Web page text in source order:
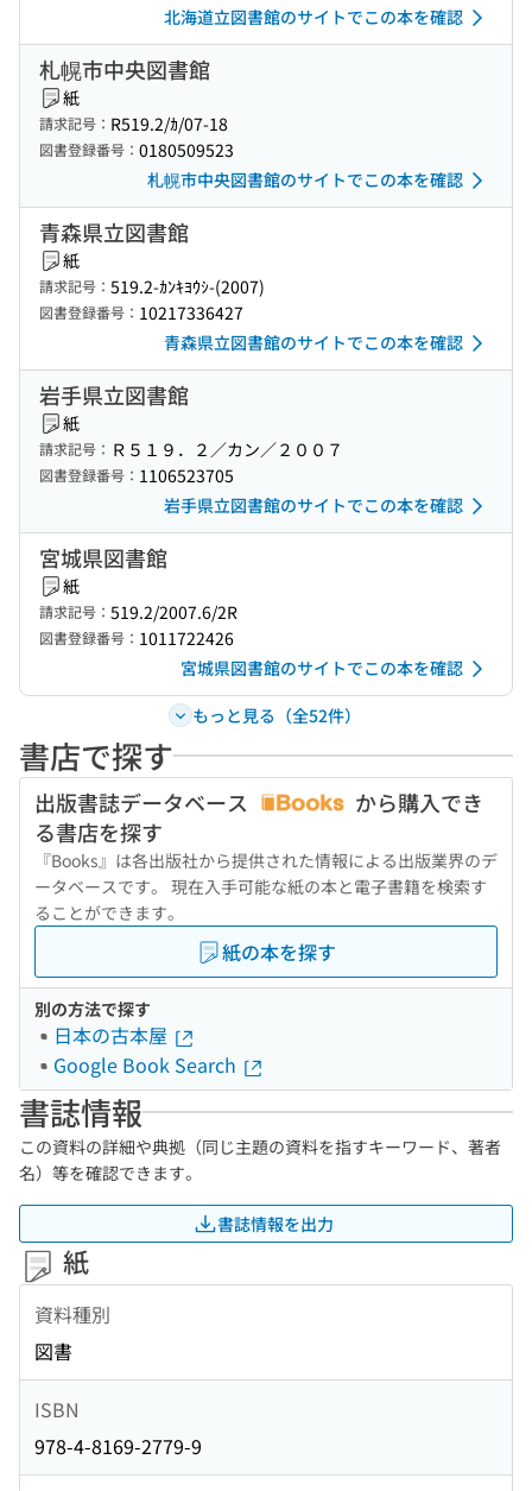
北海道立図書館のサイトでこの本を確認
札幌市中央図書館
紙
請求記号： R519.2/ｶ/07-18
図書登録番号： 0180509523
札幌市中央図書館のサイトでこの本を確認
青森県立図書館
紙
請求記号： 519.2-ｶﾝｷﾖｳｼ-(2007)
図書登録番号： 10217336427
青森県立図書館のサイトでこの本を確認
岩手県立図書館
紙
請求記号： Ｒ５１９．２／カン／２００７
図書登録番号： 1106523705
岩手県立図書館のサイトでこの本を確認
宮城県図書館
紙
請求記号： 519.2/2007.6/2R
図書登録番号： 1011722426
宮城県図書館のサイトでこの本を確認
もっと見る（全52件）
書店で探す
出版書誌データベース
から購入でき
る書店を探す
『Books』は各出版社から提供された情報による出版業界のデ
ータベースです。 現在入手可能な紙の本と電子書籍を検索す
ることができます。
紙の本を探す
別の方法で探す
日本の古本屋
Google Book Search
書誌情報
この資料の詳細や典拠（同じ主題の資料を指すキーワード、著者
名）等を確認できます。
書誌情報を出力
紙
資料種別
図書
ISBN
978-4-8169-2779-9